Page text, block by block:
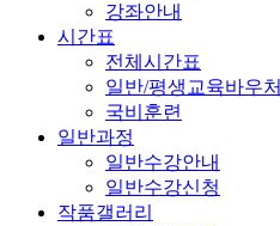
강좌안내
시간표
전체시간표
일반/평생교육바우처
국비훈련
일반과정
일반수강안내
일반수강신청
작품갤러리